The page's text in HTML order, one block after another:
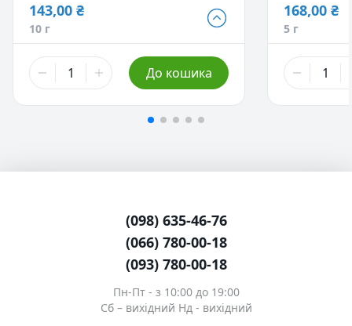
143,00 ₴
10 г
143,00 ₴
10 г
304,00 ₴
25 г До кошика
168,00 ₴
5 г
168,00 ₴
5 г
672,00 ₴
25 г
(098) 635-46-76
(066) 780-00-18
(093) 780-00-18
Пн-Пт - з 10:00 до 19:00
Сб – вихідний Нд - вихідний